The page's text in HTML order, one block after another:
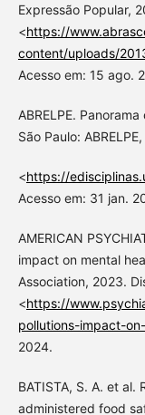
Expressão Popular,
<https://
content/uploads/
Acesso em: 15 ago.
ABRELPE.
São Paulo:
<https://
Acesso em: 31 jan.
AMERICAN
impact on mental
Association, 2023.
<https://
pollutions-impact-
2024.
BATISTA, S. A. et
administered food